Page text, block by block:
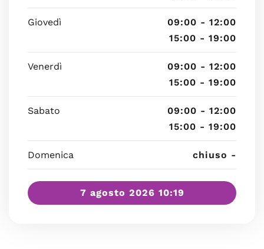
Giovedì
09:00 - 12:00
15:00 - 19:00
Venerdì
09:00 - 12:00
15:00 - 19:00
Sabato
09:00 - 12:00
15:00 - 19:00
Domenica chiuso -
7 agosto 2026 10:19